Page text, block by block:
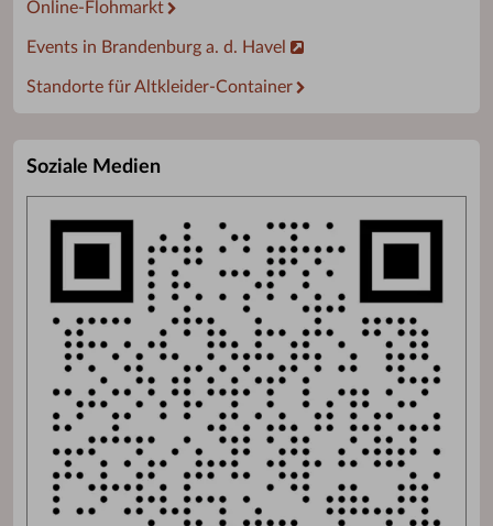
Online-Flohmarkt
Events in Brandenburg a. d. Havel
Standorte für Altkleider-Container
Soziale Medien